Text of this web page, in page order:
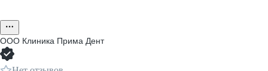
ООО Клиника Прима Дент